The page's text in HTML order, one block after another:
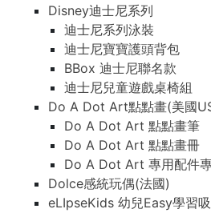
Disney迪士尼系列
迪士尼系列泳裝
迪士尼寶寶護頭背包
BBox 迪士尼聯名款
迪士尼兒童遊戲桌椅組
Do A Dot Art點點畫(美國
Do A Dot Art 點點畫筆
Do A Dot Art 點點畫冊
Do A Dot Art 專用配件
Dolce感統玩偶(法國)
eLIpseKids 幼兒Easy學習